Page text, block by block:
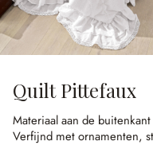
Quilt Pittefaux
Materiaal aan de
Verfijnd met ornamenten,